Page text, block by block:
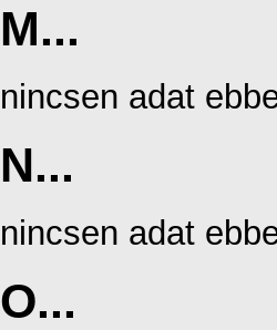
M...
nincsen adat
N...
nincsen adat
O...